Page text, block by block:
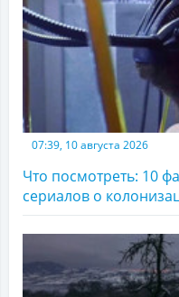
07:39, 10 августа 2026
Что посмотреть: 10
сериалов о